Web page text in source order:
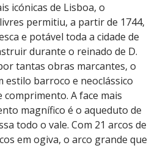
icónicas de Lisboa, o
permitiu, a partir de 1744,
e potável toda a cidade de
durante o reinado de D.
tantas obras marcantes, o
estilo barroco e neoclássico
comprimento. A face mais
magnífico é o aqueduto de
todo o vale. Com 21 arcos de
em ogiva, o arco grande que